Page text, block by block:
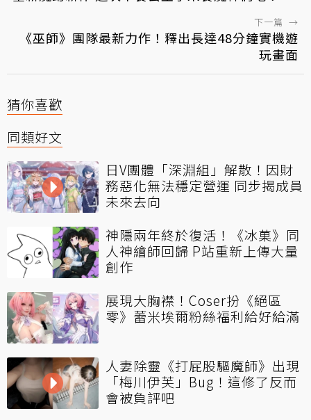
下一篇 →
《巫師》團隊最新力作！釋出長達48分鐘實機遊
玩畫面
猜你喜歡
同類好文
日V團體「深淵組」解散！因財
務惡化無法穩定營運 同步揭成員
未來去向
神隱兩年終於復活！《冰菓》同
人神繪師回歸 P站重新上傳大量
創作
展現大胸襟！Coser扮《絕區
零》蕾米埃爾粉絲福利給好給滿
人妻除靈《打屁股驅魔師》出現
「梅川伊芙」Bug！這修了反而
會被負評吧